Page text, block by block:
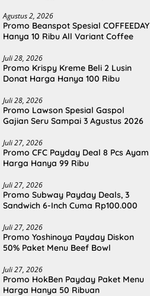
Agustus 2, 2026
Promo Beanspot Spesial COFFEEDAY
Hanya 10 Ribu All Variant Coffee
Juli 28, 2026
Promo Krispy Kreme Beli 2 Lusin
Donat Harga Hanya 100 Ribu
Juli 28, 2026
Promo Lawson Spesial Gaspol
Gajian Seru Sampai 3 Agustus 2026
Juli 27, 2026
Promo CFC Payday Deal 8 Pcs Ayam
Harga Hanya 99 Ribu
Juli 27, 2026
Promo Subway Payday Deals, 3
Sandwich 6-Inch Cuma Rp100.000
Juli 27, 2026
Promo Yoshinoya Payday Diskon
50% Paket Menu Beef Bowl
Juli 27, 2026
Promo HokBen Payday Paket Menu
Harga Hanya 50 Ribuan